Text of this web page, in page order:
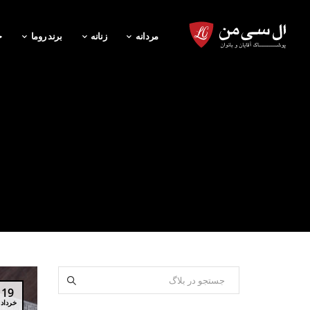
مردانه زنانه برند روما
19
خرداد